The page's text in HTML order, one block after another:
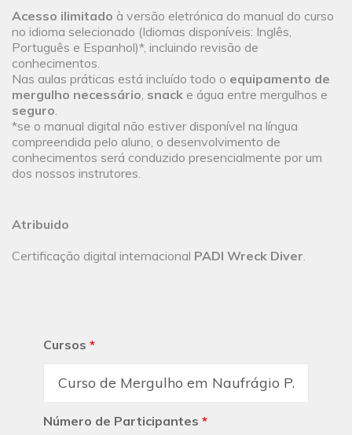
Acesso ilimitado à versão eletrónica do manual do curso
no idioma selecionado (Idiomas disponíveis: Inglês,
Português e Espanhol)*, incluindo revisão de
conhecimentos.
Nas aulas práticas está incluído todo o equipamento de
mergulho necessário, snack e água entre mergulhos e
seguro.
*se o manual digital não estiver disponível na língua
compreendida pelo aluno, o desenvolvimento de
conhecimentos será conduzido presencialmente por um
dos nossos instrutores.
Atribuido
Certificação digital internacional PADI Wreck Diver.
Cursos *
Número de Participantes *